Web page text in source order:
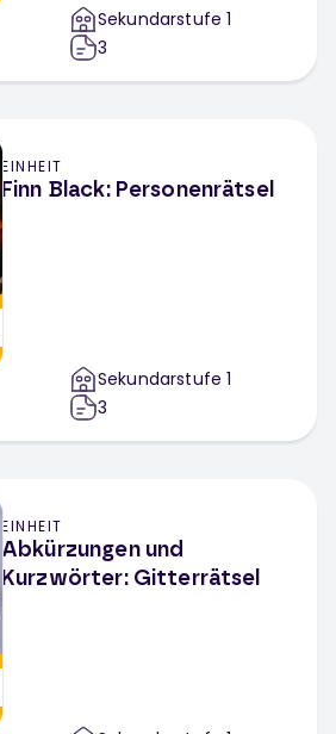
Sekundarstufe 1
3
EINHEIT
Finn Black: Personenrätsel
Sekundarstufe 1
3
EINHEIT
Abkürzungen und
Kurzwörter: Gitterrätsel